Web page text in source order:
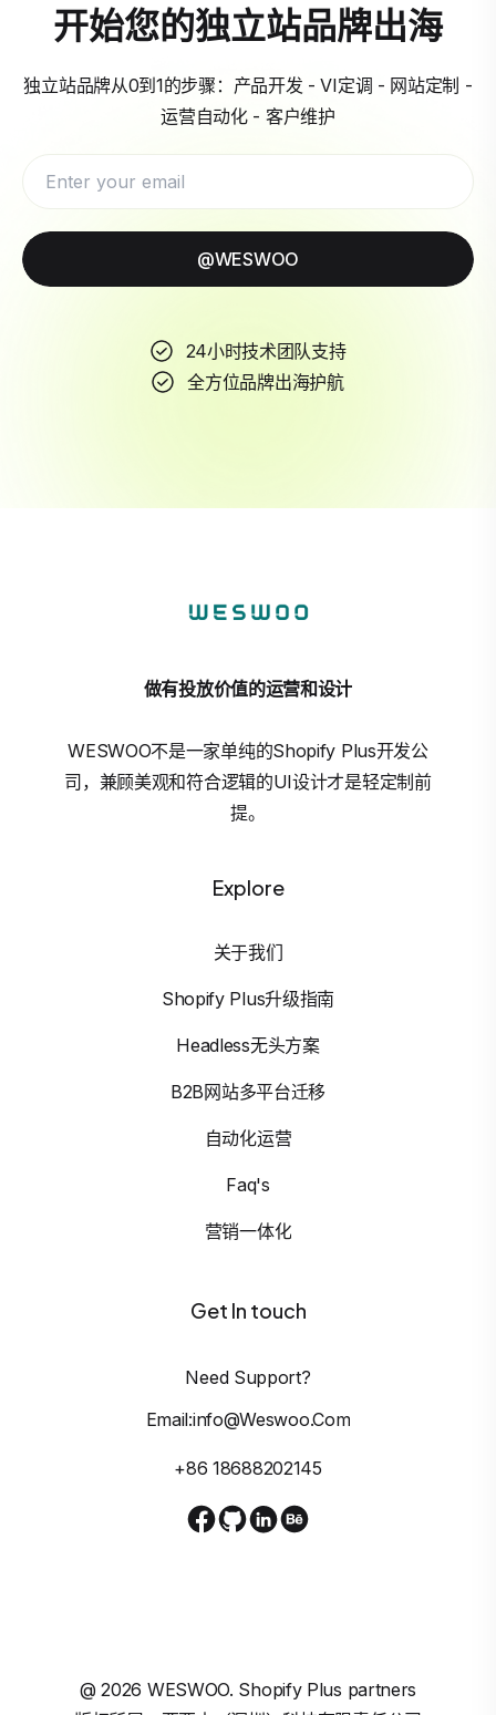
开始您的独立站品牌出海
独立站品牌从0到1的步骤：产品开发 - VI定调 - 网站定制 -
运营自动化 - 客户维护
@WESWOO
24小时技术团队支持
全方位品牌出海护航
做有投放价值的运营和设计
WESWOO不是一家单纯的Shopify Plus开发公
司，兼顾美观和符合逻辑的UI设计才是轻定制前
提。
Explore
关于我们
Shopify Plus升级指南
Headless无头方案
B2B网站多平台迁移
自动化运营
Faq's
营销一体化
Get In touch
Need Support?
Email:info@weswoo.com
+86 18688202145
@2026 WESWOO. Shopify Plus partners